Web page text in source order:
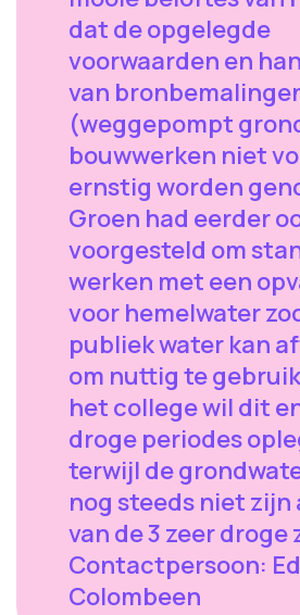
dat de opgelegde
voorwaarden en
van
(weggepompt
bouwwerken niet
ernstig worden
Groen had eerder
voorgesteld om
werken met een
voor hemelwater
publiek water kan
om nuttig te
het college wil dit
droge periodes
terwijl de
nog steeds niet zijn
van de 3 zeer droge
Contactpersoon:
Colombeen